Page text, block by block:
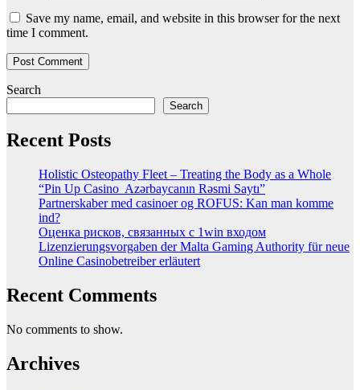
Save my name, email, and website in this browser for the next
time I comment.
Search
Search
Recent Posts
Holistic Osteopathy Fleet – Treating the Body as a Whole
“Pin Up Casino ️ Azərbaycanın Rəsmi Saytı”
Partnerskaber med casinoer og ROFUS: Kan man komme
ind?
Оценка рисков, связанных с 1win входом
Lizenzierungsvorgaben der Malta Gaming Authority für neue
Online Casinobetreiber erläutert
Recent Comments
No comments to show.
Archives